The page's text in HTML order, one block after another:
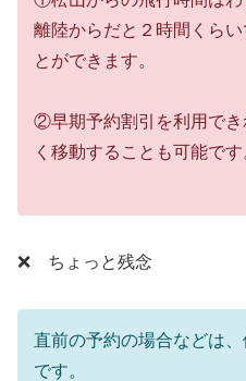
離陸からだと２時間くら
とができます。
②早期予約割引を利用で
く移動することも可能です
❌ ちょっと残念
直前の予約の場合などは
です。